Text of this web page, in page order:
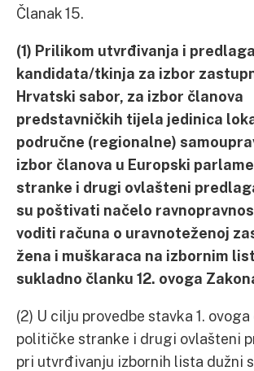
Članak 15.
(1) Prilikom utvrđivanja i
kandidata/tkinja za izbor
Hrvatski sabor, za izbor članova
predstavničkih tijela jedinica
područne (regionalne)
izbor članova u Europski
stranke i drugi ovlašteni
su poštivati načelo
voditi računa o uravnoteženoj
žena i muškaraca na izbornim
sukladno članku 12. ovoga
(2) U cilju provedbe stavka 1.
političke stranke i drugi ovlašteni
pri utvrđivanju izbornih lista dužni